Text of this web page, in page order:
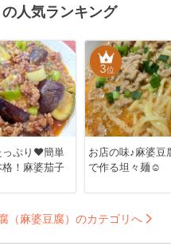
人気ランキング
っぷり♥簡単
格！麻婆茄子
3位
お店の味♪麻婆豆
で作る坦々麺☺︎
（麻婆豆腐）のカテゴリへ